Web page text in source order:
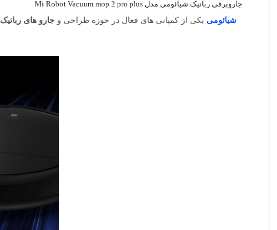
جاروبرقی رباتیک شیائومی مدل Mi Robot Vacuum mop 2 pro plus
شیائومی یکی از کمپانی های فعال در حوزه طراحی وجارو های رباتیک